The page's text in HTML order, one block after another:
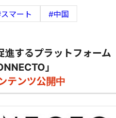
マート
#中国
進するプラットフォーム
」
テンツ公開中